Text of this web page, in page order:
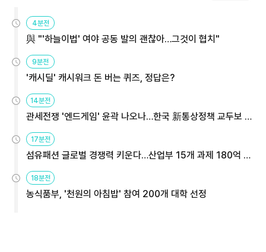
4분전
與 "'하늘이법' 여야 공동 발의 괜찮아…그것이 협치"
9분전
'캐시딜' 캐시워크 돈 버는 퀴즈, 정답은?
14분전
관세전쟁 '엔드게임' 윤곽 나오나…한국 新통상정책 교두보 활
용해야
17분전
섬유패션 글로벌 경쟁력 키운다…산업부 15개 과제 180억 지
원
18분전
농식품부, '천원의 아침밥' 참여 200개 대학 선정